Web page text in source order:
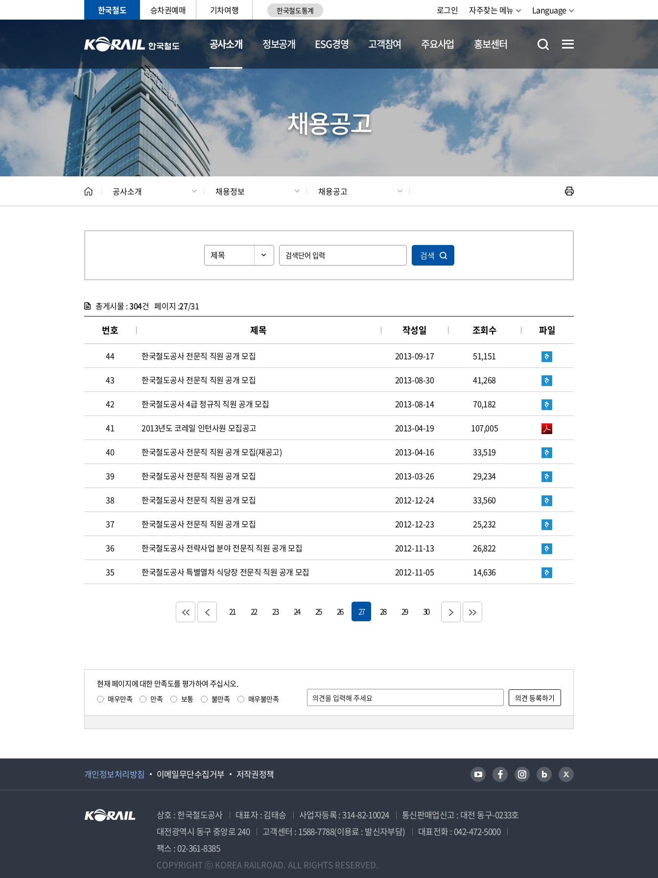
한국철도 승차권예매 기차여행 한국철도통계 로그인 자주찾는 메뉴 Language
공사소개
CEO 일반현황 채용정보
정보공개 ESG경영 고객참여 주요사업 홍보센터
채용공고
공사소개 채용정보 채용공고
검색
총게시물 :304건 페이지 :27/31
번호 제목 작성일 조회수 파일
44 한국철도공사 전문직 직원 공개 모집 2013-09-17 51,151
43 한국철도공사 전문직 직원 공개 모집 2013-08-30 41,268
42 한국철도공사 4급 정규직 직원 공개 모집 2013-08-14 70,182
41 2013년도 코레일 인턴사원 모집공고 2013-04-19 107,005
40 한국철도공사 전문직 직원 공개 모집(재공고) 2013-04-16 33,519
39 한국철도공사 전문직 직원 공개 모집 2013-03-26 29,234
38 한국철도공사 전문직 직원 공개 모집 2012-12-24 33,560
37 한국철도공사 전문직 직원 공개 모집 2012-12-23 25,232
36 한국철도공사 전략사업 분야 전문직 직원 공개 모집 2012-11-13 26,822
35 한국철도공사 특별열차 식당장 전문직 직원 공개 모집 2012-11-05 14,636
21 22 23 24 25 26 27 28 29 30
현재 페이지에 대한 만족도를 평가하여 주십시오.
매우만족 만족 보통 불만족 매우불만족
개인정보처리방침 이메일무단수집거부 저작권정책
상호 : 한국철도공사 대표자 : 김태승 사업자등록 : 314-82-10024
통신판매업신고 : 대전 동구-0233호
대전광역시 동구 중앙로 240
고객센터 : 1588-7788(이용료 : 발신자부담)
대표전화 : 042-472-5000
팩스 : 02-361-8385
COPYRIGHT ⓒ KOREA RAILROAD. ALL RIGHTS RESERVED.